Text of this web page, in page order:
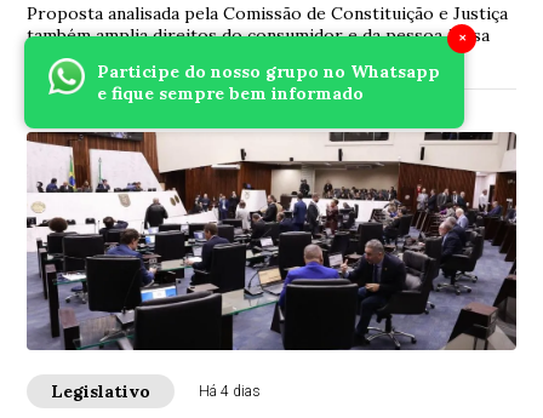
×
Participe do nosso grupo no Whatsapp
e fique sempre bem informado
Proposta analisada pela Comissão de Constituição e Justiça
também amplia direitos do consumidor e da pessoa idosa
Legislativo Há 4 dias